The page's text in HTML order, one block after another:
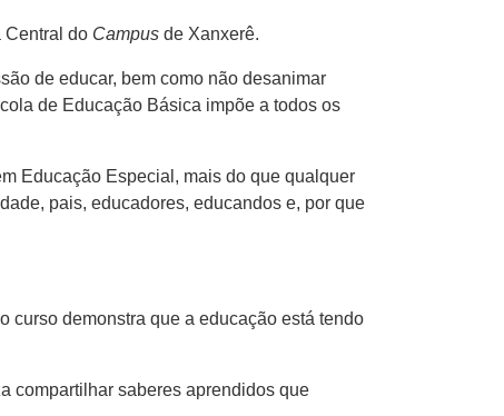
Central do Campus de Xanxerê.
de educar, bem como não desanimar
de Educação Básica impõe a todos os
Educação Especial, mais do que qualquer
pais, educadores, educandos e, por que
curso demonstra que a educação está tendo
compartilhar saberes aprendidos que